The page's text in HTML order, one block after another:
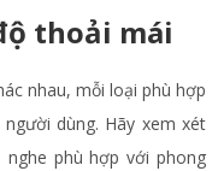
thoải mái
nhau, mỗi loại phù hợp
dùng. Hãy xem xét
phù hợp với phong